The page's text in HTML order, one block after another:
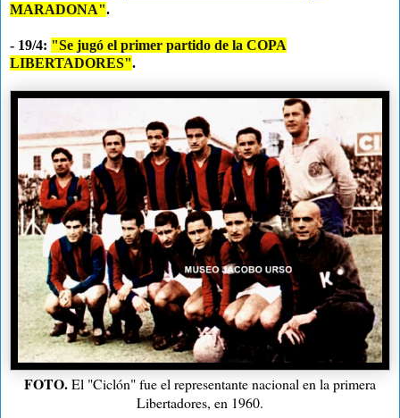
MARADONA".
- 19/4: "Se jugó el primer partido de la COPA
LIBERTADORES".
FOTO.El "Ciclón" fue el representante nacional en la primera
Libertadores, en 1960.